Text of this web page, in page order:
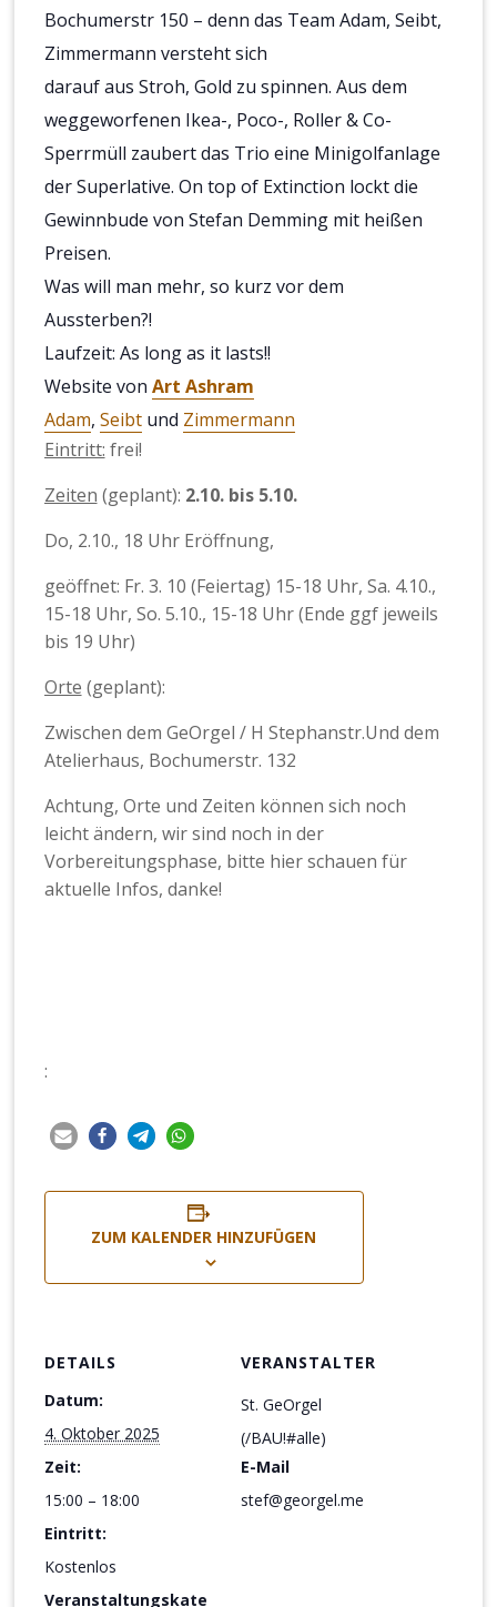
Bochumerstr 150 – denn das Team Adam, Seibt,
Zimmermann versteht sich
darauf aus Stroh, Gold zu spinnen. Aus dem
weggeworfenen Ikea-, Poco-, Roller & Co-
Sperrmüll zaubert das Trio eine Minigolfanlage
der Superlative. On top of Extinction lockt die
Gewinnbude von Stefan Demming mit heißen
Preisen.
Was will man mehr, so kurz vor dem
Aussterben?!
Laufzeit: As long as it lasts!!
Website von Art Ashram
Adam, Seibtund Zimmermann
Eintritt: frei!
Zeiten (geplant): 2.10. bis 5.10.
Do, 2.10., 18 Uhr Eröffnung,
geöffnet: Fr. 3. 10 (Feiertag) 15-18 Uhr, Sa. 4.10.,
15-18 Uhr, So. 5.10., 15-18 Uhr (Ende ggf jeweils
bis 19 Uhr)
Orte (geplant):
Zwischen dem GeOrgel / H Stephanstr.Und dem
Atelierhaus, Bochumerstr. 132
Achtung, Orte und Zeiten können sich noch
leicht ändern, wir sind noch in der
Vorbereitungsphase, bitte hier schauen für
aktuelle Infos, danke!
:
ZUM KALENDER HINZUFÜGEN
DETAILS
Datum:
4. Oktober 2025
Zeit:
15:00 – 18:00
Eintritt:
Kostenlos
Veranstaltungskate
VERANSTALTER
St. GeOrgel
(/BAU!#alle)
E-Mail
stef@georgel.me